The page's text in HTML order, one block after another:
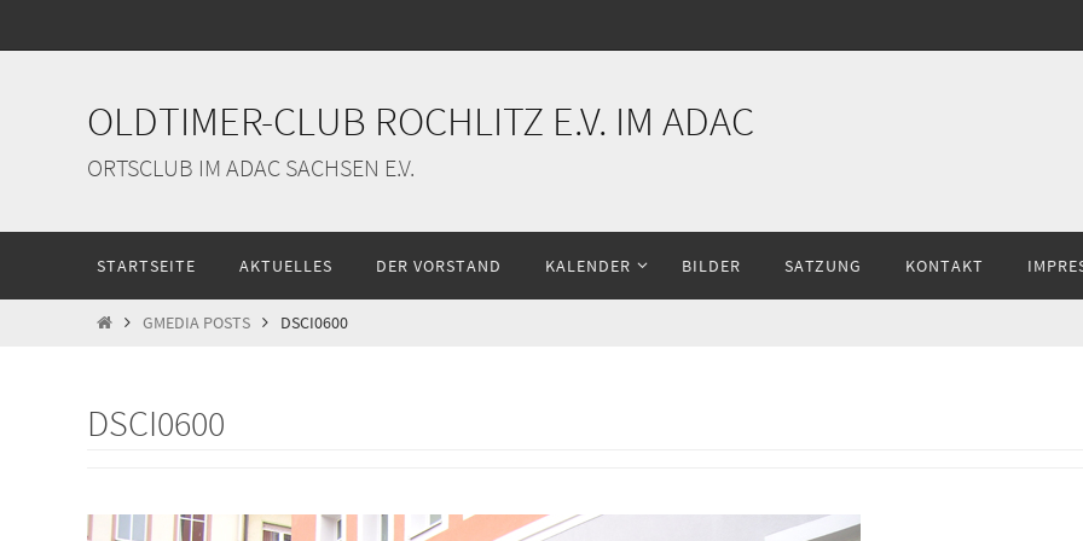
Inhalt
OLDTIMER-CLUB ROCHLITZ E.V. IM ADAC
ORTSCLUB IM ADAC SACHSEN E.V.
springen
STARTSEITE AKTUELLES DER VORSTAND KALENDER BILDER SATZUNG KONTAKT
STARTGMEDIA POSTS DSCI0600
DSCI0600